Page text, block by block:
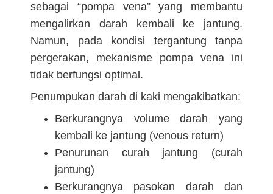
sebagai “pompa vena” yang membantu
mengalirkan darah kembali ke jantung.
Namun, pada kondisi tergantung tanpa
pergerakan, mekanisme pompa vena ini
tidak berfungsi optimal.
Penumpukan darah di kaki mengakibatkan:
Berkurangnya volume darah yang
kembali ke jantung (venous return)
Penurunan curah jantung (curah
jantung)
Berkurangnya pasokan darah dan